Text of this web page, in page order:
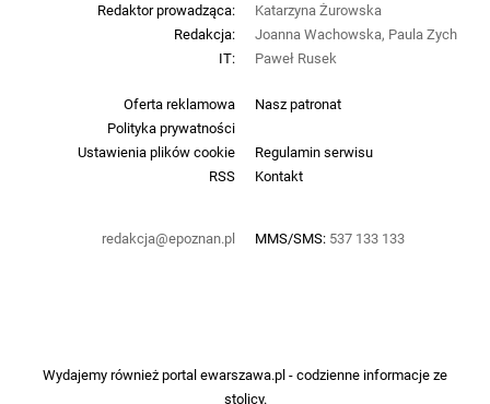
Oferta reklamowa
Nasz patronat
Polityka prywatności
Ustawienia plików cookie
Regulamin serwisu
RSS
Kontakt
redakcja@epoznan.pl MMS/SMS: 537 133 133
Redaktor prowadząca:
Katarzyna Żurowska
Redakcja:
Joanna Wachowska, Paula Zych
IT:
Paweł Rusek
Wydajemy również portalewarszawa.pl- codzienne informacje ze
stolicy.